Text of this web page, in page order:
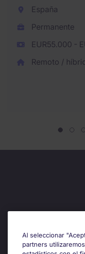
España
Permanente
EUR55.000 -
Remoto /
Búsqueda de
Al seleccionar
partners